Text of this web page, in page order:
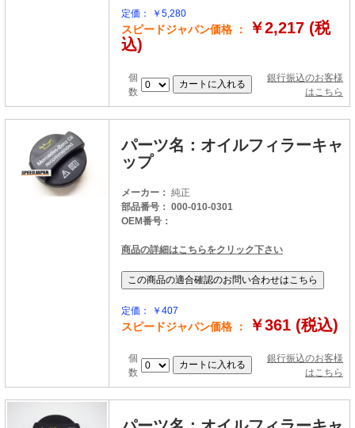
定価： ￥5,280
スピードジャパン価格 ：
￥2,217 (税
込)
個
数
銀行振込のお客様
はこちら
パーツ名：オイルフィラーキャ
ップ
メーカー： 純正
部品番号： 000-010-0301
OEM番号：
商品の詳細はこちらをクリック下さい
定価： ￥407
スピードジャパン価格 ： ￥361 (税込)
個
数
銀行振込のお客様
はこちら